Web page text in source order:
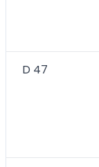
D 47